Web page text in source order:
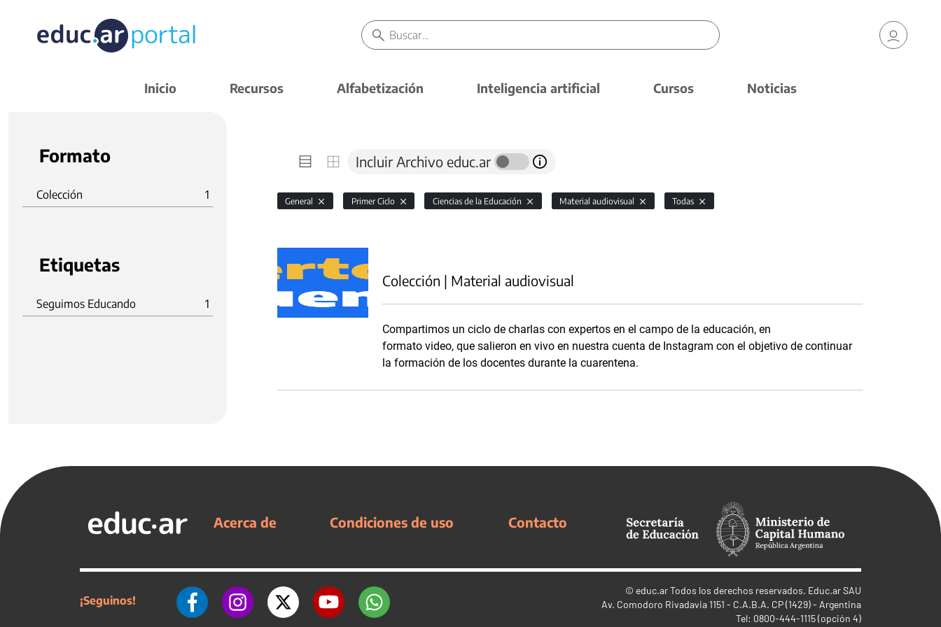
Inicio Recursos Alfabetización Inteligencia artificial Cursos Noticias
Formato
Colección 1
Etiquetas
Seguimos Educando 1
Incluir Archivo educ.ar
General Primer Ciclo Ciencias de la Educación Material audiovisual Todas
Colección | Material audiovisual
Compartimos un ciclo de charlas con expertos en el campo de la educación, en
formato video, que salieron en vivo en nuestra cuenta de Instagram con el objetivo de continuar
la formación de los docentes durante la cuarentena.
Acerca de Condiciones de uso Contacto
¡Seguinos!
© educ.arTodos los derechos reservados. Educ.ar SAU
Av. Comodoro Rivadavia 1151 - C.A.B.A. CP (1429) - Argentina
Tel: 0800-444-1115 (opción 4)